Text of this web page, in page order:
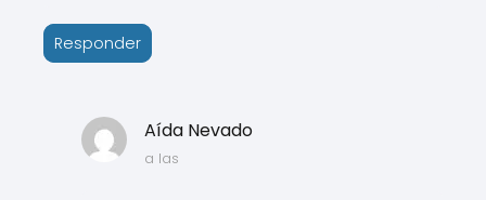
Responder
Aída Nevado
a las